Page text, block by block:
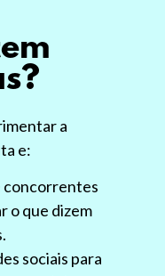
a
e:
concorrentes
o que dizem
sociais para